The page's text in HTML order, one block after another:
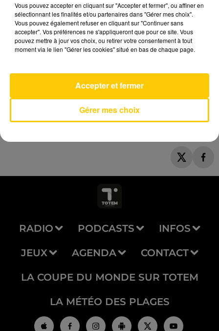
TAME IMPALA
RADIO PODCASTS INFOS
JEUX AGENDA CONTACT
LA COUPE DU MONDE SUR TOTEM
LA MÉTÉO DES PLAGES
Vous pouvez accepter en cliquant sur "Accepter et fermer", ou affiner en
sélectionnant les finalités et/ou partenaires dans "Gérer mes choix".
Vous pouvez également refuser en cliquant sur "Continuer sans
accepter". Vos préférences ne s'appliqueront que pour ce site. Vous
pouvez mettre à jour vos choix, ou retirer votre consentement à tout
moment via le lien "Gérer les cookies" situé en bas de chaque page.
Gérer mes choix
Accepter et fermer